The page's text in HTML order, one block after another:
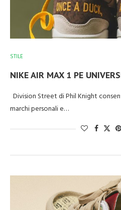
STILE
NIKE AIR MAX 1 PE
Division Street di Phil Knight
marchi personali e…